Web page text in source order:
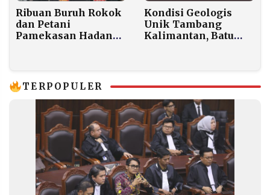
Ribuan Buruh Rokok
dan Petani
Pamekasan Hadang
Kondisi Geologis
Unik Tambang
Kalimantan, Batu
TERPOPULER